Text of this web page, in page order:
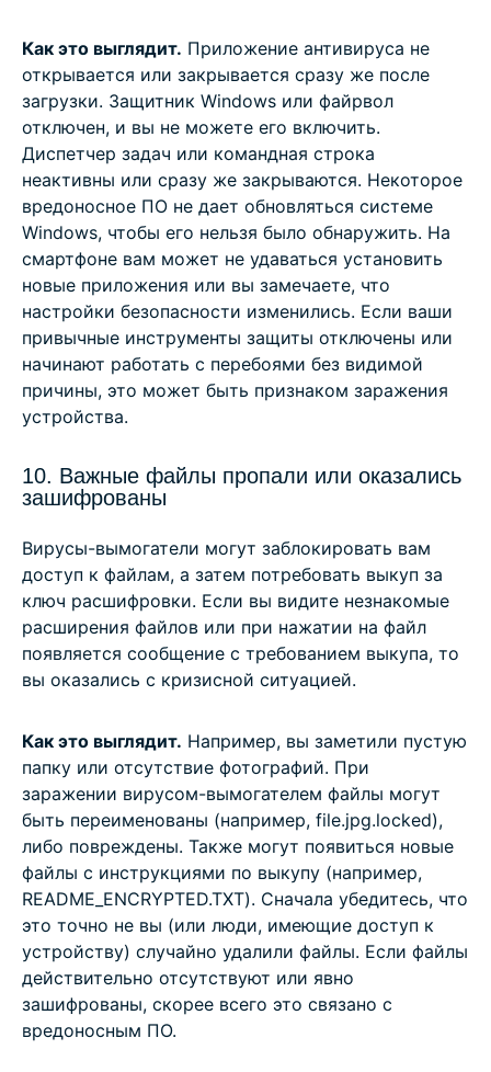
Как это выглядит. Приложение антивируса не
открывается или закрывается сразу же после
загрузки. Защитник Windows или файрвол
отключен, и вы не можете его включить.
Диспетчер задач или командная строка
неактивны или сразу же закрываются. Некоторое
вредоносное ПО не дает обновляться системе
Windows, чтобы его нельзя было обнаружить. На
смартфоне вам может не удаваться установить
новые приложения или вы замечаете, что
настройки безопасности изменились. Если ваши
привычные инструменты защиты отключены или
начинают работать с перебоями без видимой
причины, это может быть признаком заражения
устройства.
10. Важные файлы пропали или оказались
зашифрованы
Вирусы-вымогатели могут заблокировать вам
доступ к файлам, а затем потребовать выкуп за
ключ расшифровки. Если вы видите незнакомые
расширения файлов или при нажатии на файл
появляется сообщение с требованием выкупа, то
вы оказались с кризисной ситуацией.
Как это выглядит. Например, вы заметили пустую
папку или отсутствие фотографий. При
заражении вирусом-вымогателем файлы могут
быть переименованы (например, file.jpg.locked),
либо повреждены. Также могут появиться новые
файлы с инструкциями по выкупу (например,
README_ENCRYPTED.TXT). Сначала убедитесь, что
это точно не вы (или люди, имеющие доступ к
устройству) случайно удалили файлы. Если файлы
действительно отсутствуют или явно
зашифрованы, скорее всего это связано с
вредоносным ПО.